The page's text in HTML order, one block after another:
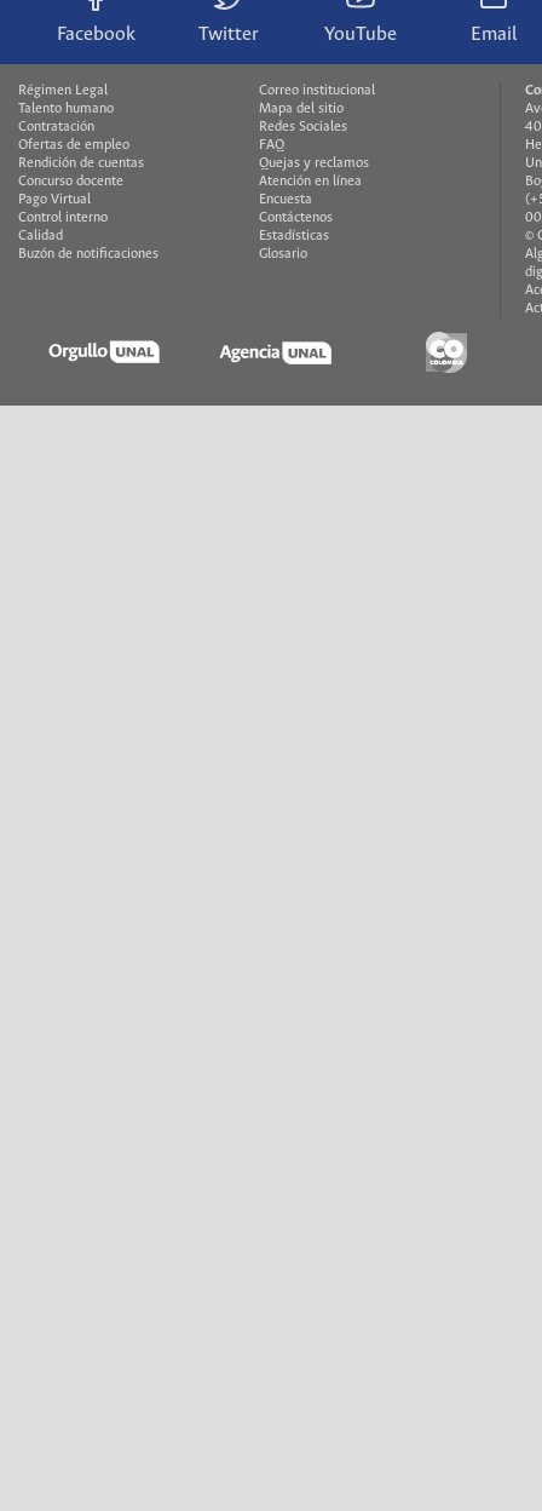
Facebook Twitter YouTube Email
Régimen Legal
Talento humano
Contratación
Ofertas de empleo
Rendición de cuentas
Concurso docente
Pago Virtual
Control interno
Calidad
Buzón de notificaciones
Correo institucional
Mapa del sitio
Redes Sociales
FAQ
Quejas y reclamos
Atención en línea
Encuesta
Contáctenos
Estadísticas
Glosario
©